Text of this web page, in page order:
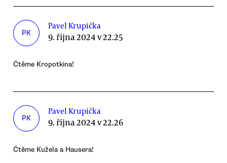
PK
Pavel Krupička
9. října 2024 v 22.25
Čtěme Kropotkina!
PK
Pavel Krupička
9. října 2024 v 22.26
Čtěme Kužela a Hausera!